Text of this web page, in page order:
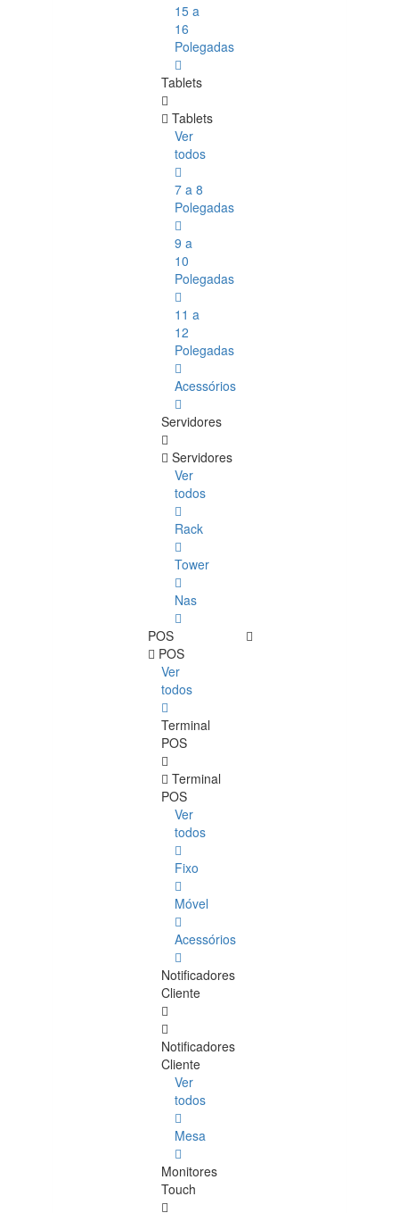
15 a
16
Polegadas
Tablets
Tablets
Ver
todos
7 a 8
Polegadas
9 a
10
Polegadas
11 a
12
Polegadas
Acessórios
Servidores
Servidores
Ver
todos
Rack
Tower
Nas
POS
POS
Ver
todos
Terminal
POS
Terminal
POS
Ver
todos
Fixo
Móvel
Acessórios
Notificadores
Cliente
Notificadores
Cliente
Ver
todos
Mesa
Monitores
Touch